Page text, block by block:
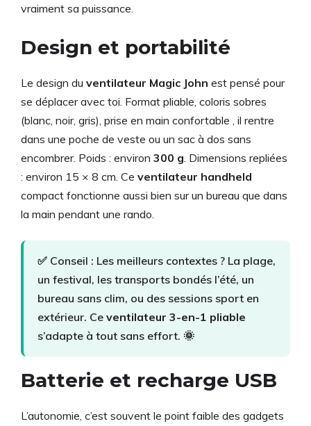
vraiment sa puissance.
Design et portabilité
Le design du ventilateur Magic John est pensé pour
se déplacer avec toi. Format pliable, coloris sobres
(blanc, noir, gris), prise en main confortable , il rentre
dans une poche de veste ou un sac à dos sans
encombrer. Poids : environ 300 g . Dimensions repliées
: environ 15 × 8 cm. Ce ventilateur handheld
compact fonctionne aussi bien sur un bureau que dans
la main pendant une rando.
✅ Conseil : Les meilleurs contextes ? La plage,
un festival, les transports bondés l’été, un
bureau sans clim, ou des sessions sport en
extérieur. Ce ventilateur 3-en-1 pliable
s’adapte à tout sans effort. 🌞
Batterie et recharge USB
L’autonomie, c’est souvent le point faible des gadgets